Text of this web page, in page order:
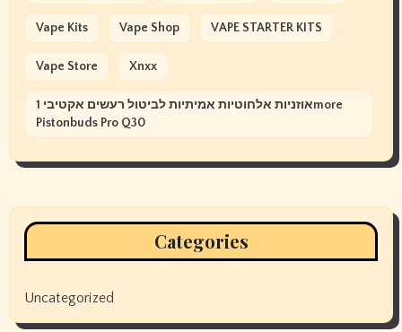
Vape Kits Vape Shop VAPE STARTER KITS
Vape Store Xnxx
אוזניות אלחוטיות אמיתיות לביטול רעשים אקטיבי 1more
Pistonbuds Pro Q30
Categories
Uncategorized